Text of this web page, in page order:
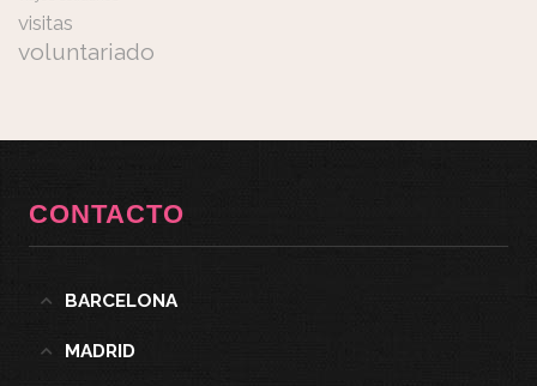
visitas
voluntariado
CONTACTO
BARCELONA
MADRID